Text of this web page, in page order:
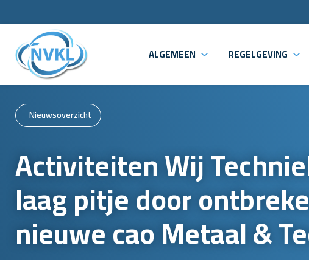
ALGEMEEN REGELGEVING
Nieuwsoverzicht
Activiteiten Wij
laag pitje door
nieuwe cao Metaal &